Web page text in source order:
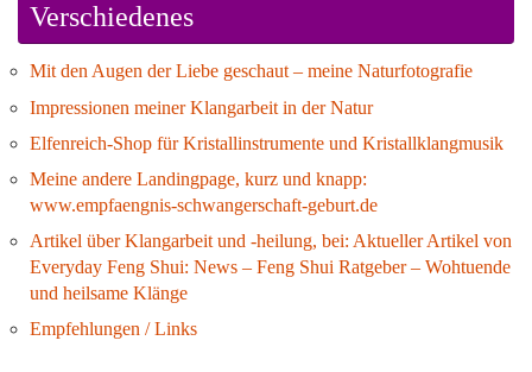
Verschiedenes
Mit den Augen der Liebe geschaut – meine Naturfotografie
Impressionen meiner Klangarbeit in der Natur
Elfenreich-Shop für Kristallinstrumente und Kristallklangmusik
Meine andere Landingpage, kurz und knapp:
www.empfaengnis-schwangerschaft-geburt.de
Artikel über Klangarbeit und -heilung, bei: Aktueller Artikel von
Everyday Feng Shui: News – Feng Shui Ratgeber – Wohtuende
und heilsame Klänge
Empfehlungen / Links